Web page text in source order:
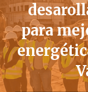
para